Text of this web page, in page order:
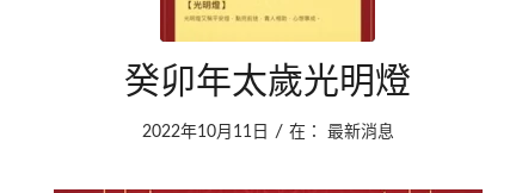
癸卯年太歲光明燈
2022年10月11日 / 在： 最新消息